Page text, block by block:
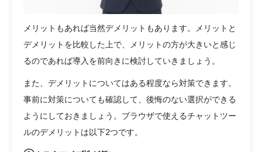
メリットもあれば当然デメリットもあります。メリットと
デメリットを比較した上で、メリットの方が大きいと感じ
るのであれば導入を前向きに検討していきましょう。
また、デメリットについてはある程度なら対策できます。
事前に対策についても確認して、後悔のない選択ができる
ようにしておきましょう。ブラウザで使えるチャットツー
ルのデメリットは以下2つです。